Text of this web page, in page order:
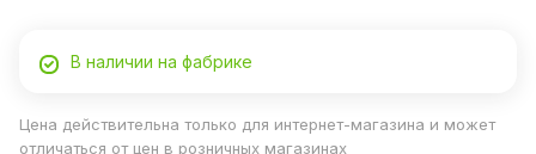
В наличии на фабрике
Цена действительна только для интернет-магазина и может
отличаться от цен в розничных магазинах